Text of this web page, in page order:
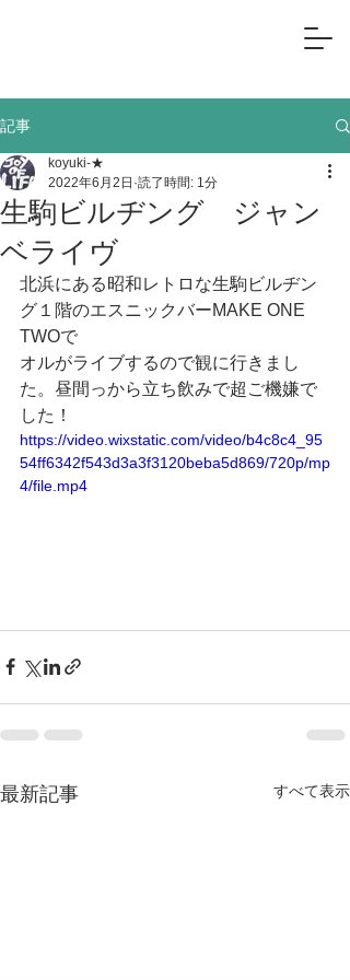
記事
生駒ビルヂング ジャン
ベライヴ
koyuki-★
2022年6月2日 読了時間: 1分
北浜にある昭和レトロな生駒ビルヂン
グ１階のエスニックバーMAKE ONE
TWOで
オルがライブするので観に行きまし
た。昼間っから立ち飲みで超ご機嫌で
した！
https://video.wixstatic.com/video/b4c8c4_95
54ff6342f543d3a3f3120beba5d869/720p/mp
4/file.mp4
最新記事 すべて表示